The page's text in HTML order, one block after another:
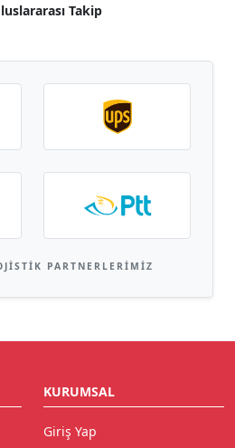
Takip
PARTNERLERIMIZ
KURUMSAL
Giriş Yap